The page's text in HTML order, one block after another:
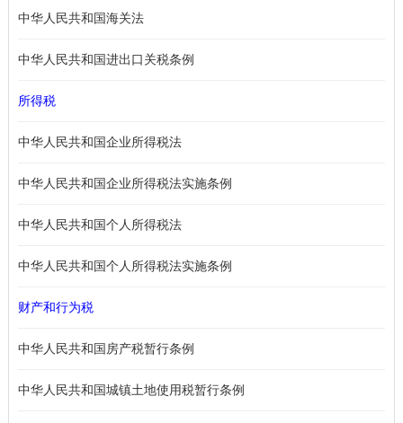
中华人民共和国海关法
中华人民共和国进出口关税条例
所得税
中华人民共和国企业所得税法
中华人民共和国企业所得税法实施条例
中华人民共和国个人所得税法
中华人民共和国个人所得税法实施条例
财产和行为税
中华人民共和国房产税暂行条例
中华人民共和国城镇土地使用税暂行条例